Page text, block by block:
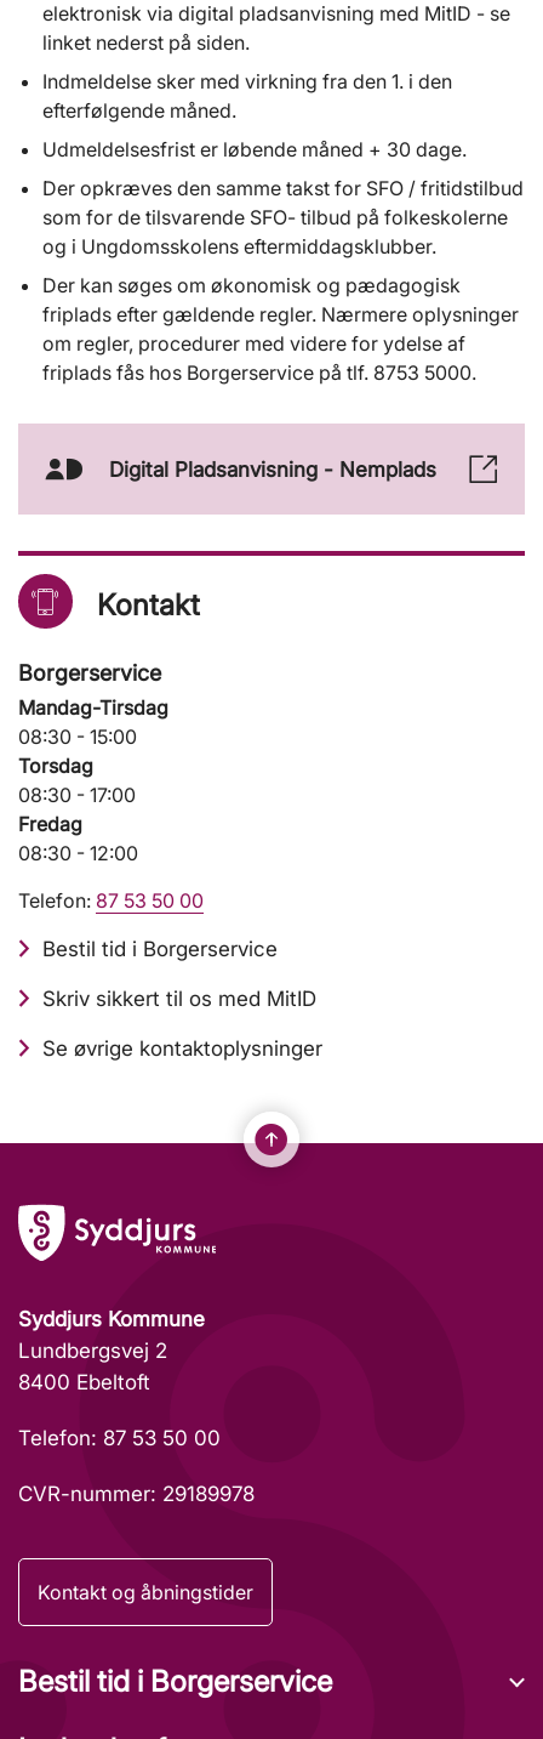
elektronisk via digital pladsanvisning med MitID - se
linket nederst på siden.
Indmeldelse sker med virkning fra den 1. i den
efterfølgende måned.
Udmeldelsesfrist er løbende måned + 30 dage.
Der opkræves den samme takst for SFO / fritidstilbud
som for de tilsvarende SFO- tilbud på folkeskolerne
og i Ungdomsskolens eftermiddagsklubber.
Der kan søges om økonomisk og pædagogisk
friplads efter gældende regler. Nærmere oplysninger
om regler, procedurer med videre for ydelse af
friplads fås hos Borgerservice på tlf. 8753 5000.
MitId
Ikon
Digital Pladsanvisning - Nemplads
Kontakt
Borgerservice
Mandag-Tirsdag
08:30 - 15:00
Torsdag
08:30 - 17:00
Fredag
08:30 - 12:00
Telefon: 87 53 50 00
Bestil tid i Borgerservice
Skriv sikkert til os med MitID
Se øvrige kontaktoplysninger
Syddjurs Kommune
Lundbergsvej 2
8400 Ebeltoft
Telefon: 87 53 50 00
CVR-nummer: 29189978
Kontakt og åbningstider
Bestil tid i Borgerservice